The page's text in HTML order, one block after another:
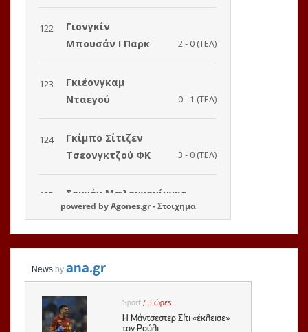
powered byAgones.gr-Στοιχημα